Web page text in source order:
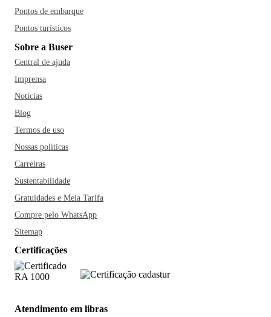
Pontos de embarque
Pontos turísticos
Sobre a Buser
Central de ajuda
Imprensa
Notícias
Blog
Termos de uso
Nossas políticas
Carreiras
Sustentabilidade
Gratuidades e Meia Tarifa
Compre pelo WhatsApp
Sitemap
Certificações
Atendimento em libras